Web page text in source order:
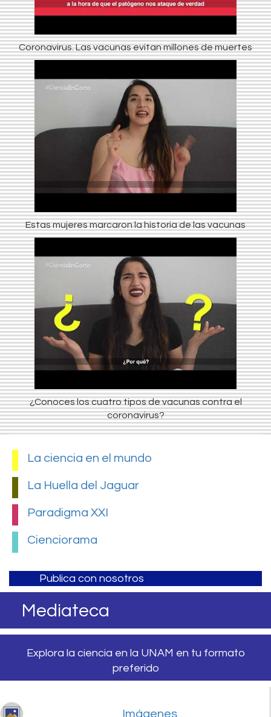
Coronavirus. Las vacunas evitan millones de muertes
Estas mujeres marcaron la historia de las vacunas
¿Conoces los cuatro tipos de vacunas contra el
coronavirus?
La ciencia en el mundo
La Huella del Jaguar
Paradigma XXI
Cienciorama
Publica con nosotros
Mediateca
Explora la ciencia en la UNAM en tu formato
preferido
Imágenes